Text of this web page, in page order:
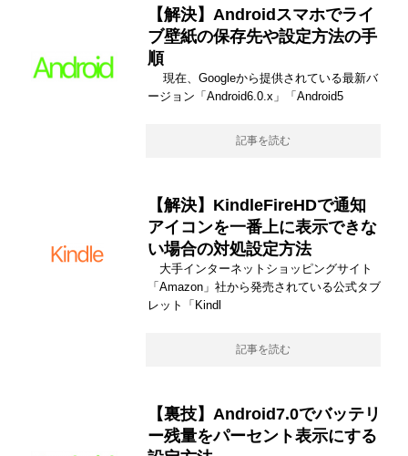
【解決】Androidスマホでライ
ブ壁紙の保存先や設定方法の手
順
現在、Googleから提供されている最新バ
ージョン「Android6.0.x」「Android5
記事を読む
【解決】KindleFireHDで通知
アイコンを一番上に表示できな
い場合の対処設定方法
大手インターネットショッピングサイト
「Amazon」社から発売されている公式タブ
レット「Kindl
記事を読む
【裏技】Android7.0でバッテリ
ー残量をパーセント表示にする